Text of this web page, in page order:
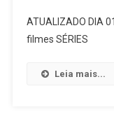
ATUALIZADO DIA
filmes SÉRIES
Leia mais...